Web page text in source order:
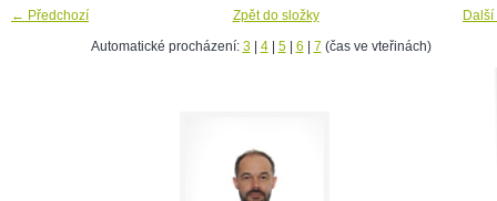
← Předchozí
Zpět do složky
Automatické procházení: 3| 4| 5| 6 7 (čas ve vteřinách)